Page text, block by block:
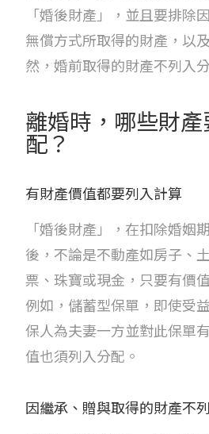
「婚後財產」，並且要排除
無償方式所取得的財產，以
然，婚前取得的財產不列入
離婚時，哪些財
配？
有財產價值都要列入計算
「婚後財產」，在扣除婚姻
後，不論是不動產如房子、
票、珠寶或現金，只要有價
例如，儲蓄型保單，即使受
保人為夫妻一方並對此保單
值也須列入分配。
因繼承、贈與取得的財產不